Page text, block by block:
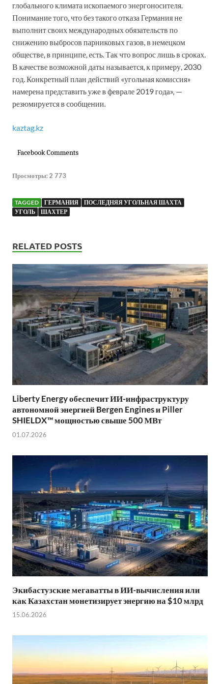
глобального климата ископаемого энергоносителя.
Понимание того, что без такого отказа Германия не
выполнит своих международных обязательств по
снижению выбросов парниковых газов, в немецком
обществе, в принципе, есть. Так что вопрос лишь в сроках.
В качестве возможной даты называется, к примеру, 2030
год. Конкретный план действий «угольная комиссия»
намерена представить уже в феврале 2019 года», —
резюмируется в сообщении.
kaztag.kz
Facebook Comments
Просмотры:2 773
TAGGED ГЕРМАНИЯ
ПОСЛЕДНЯЯ УГОЛЬНАЯ ШАХТА
УГОЛЬ
ШАХТЕР
RELATED POSTS
Liberty Energy обеспечит ИИ-инфраструктуру
автономной энергией Bergen Engines и Piller
SHIELDX™ мощностью свыше 500 МВт
01.07.2026
Экибастузские мегаватты в ИИ-вычисления или
как Казахстан монетизирует энергию на $10 млрд
15.06.2026